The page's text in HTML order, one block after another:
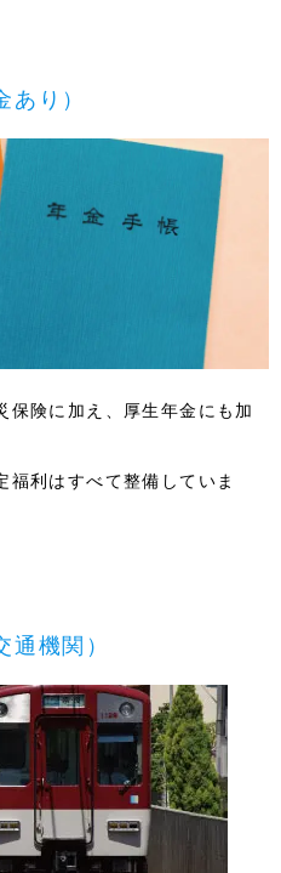
り）
保険に加え、厚生年金にも加
福利はすべて整備していま
機関）